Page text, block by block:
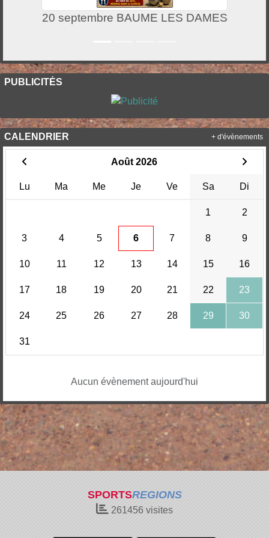
20 septembre BAUME LES DAMES
PUBLICITÉS
CALENDRIER
Août 2026
Lu Ma Me Je Ve Sa Di
1 2
3 4 5 6 7 8 9
10 11 12 13 14 15 16
17 18 19 20 21 22 23
24 25 26 27 28 29 30
31
Aucun évènement aujourd'hui
+ d'évènements
SPORTSREGIONS
261456 visites